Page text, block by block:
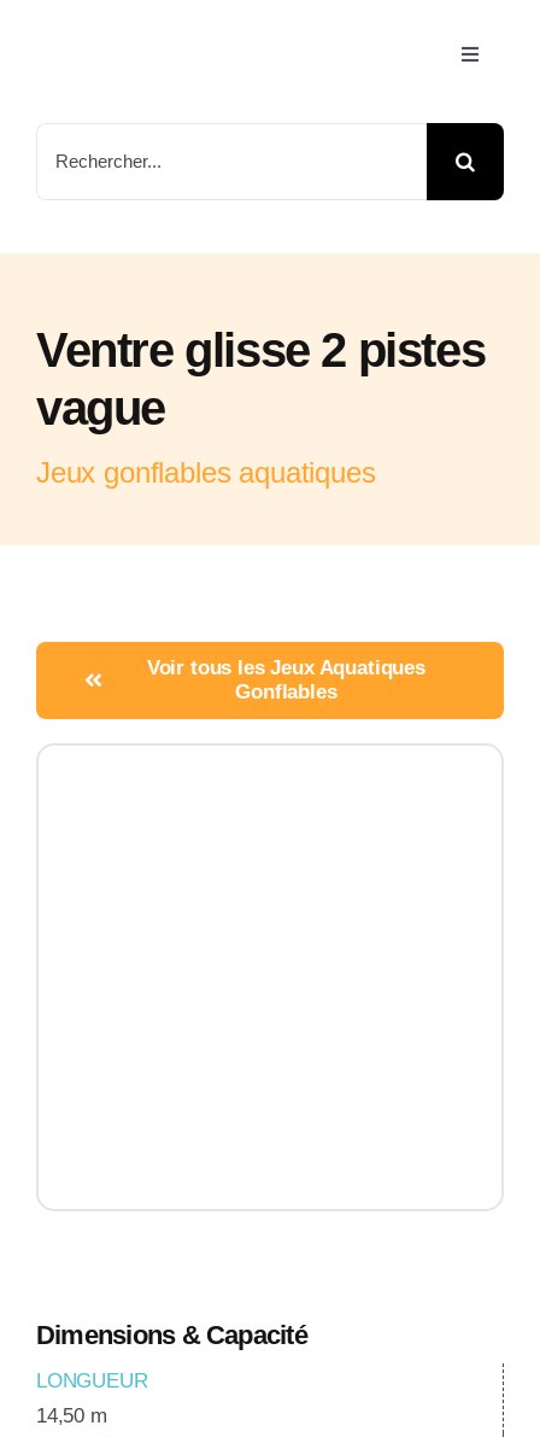
Toggle
Jeux &
Arbre
Ventre glisse 2 pistes
vague
Jeux gonflables aquatiques
Voir tous les Jeux Aquatiques
Gonflables
Dimensions & Capacité
LONGUEUR
14,50 m